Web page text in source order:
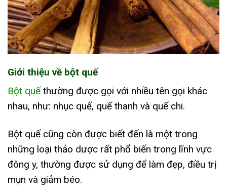
Giới thiệu về bột quế
Bột quếthường được gọi với nhiều tên gọi khác
nhau, như: nhục quế, quế thanh và quế chi.
Bột quế cũng còn được biết đến là một trong
những loại thảo dược rất phổ biến trong lĩnh vực
đông y, thường được sử dụng để làm đẹp, điều trị
mụn và giảm béo.